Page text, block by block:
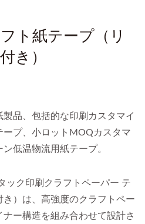
ト紙テープ（リ
き）
品、包括的な印刷カスタマイ
ープ、小ロットMOQカスタマ
低温物流用紙テープ。
ック印刷クラフトペーパー テ
）は、高強度のクラフトペー
ー構造を組み合わせて設計さ